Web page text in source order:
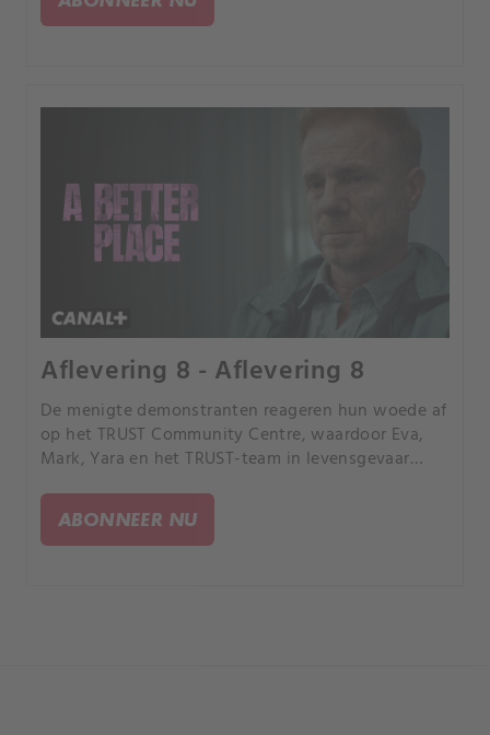
Aflevering 8 - Aflevering 8
De menigte demonstranten reageren hun woede af
op het TRUST Community Centre, waardoor Eva,
Mark, Yara en het TRUST-team in levensgevaar
prijs?.ABONNEER NU